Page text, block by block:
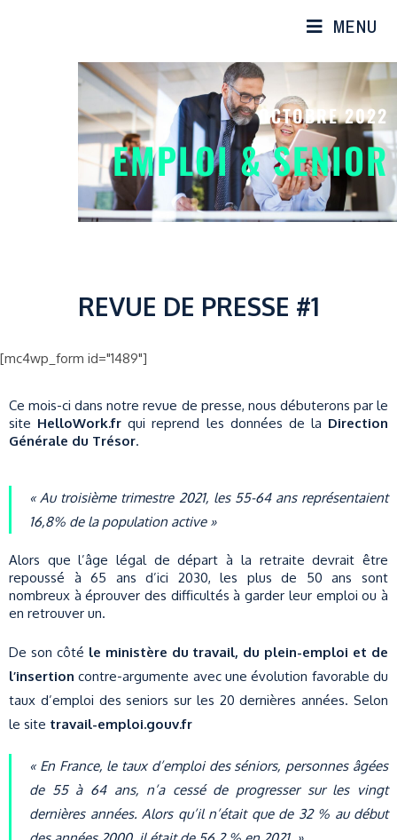
MENU
OCTOBRE 2022
EMPLOI & SENIOR
REVUE DE PRESSE #1
[mc4wp_form id="1489"]
Ce mois-ci dans notre revue de presse, nous débuterons par le
site HelloWork.fr qui reprend les données de la Direction
Générale du Trésor.
« Au troisième trimestre 2021, les 55-64 ans représentaient
16,8% de la population active »
Alors que l’âge légal de départ à la retraite devrait être
repoussé à 65 ans d’ici 2030, les plus de 50 ans sont
nombreux à éprouver des difficultés à garder leur emploi ou à
en retrouver un.
De son côté le ministère du travail, du plein-emploi et de
l’insertion contre-argumente avec une évolution favorable du
taux d’emploi des seniors sur les 20 dernières années. Selon
le site travail-emploi.gouv.fr
« En France, le taux d’emploi des séniors, personnes âgées
de 55 à 64 ans, n’a cessé de progresser sur les vingt
dernières années. Alors qu’il n’était que de 32 % au début